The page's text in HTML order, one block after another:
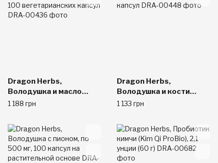
Dragon Herbs,
Володушка и масло
земляного миндаля,
вегетарианских капсул
1 188 грн
Dragon Herbs,
Володушка и кости
дракона, 100
1 133 грн